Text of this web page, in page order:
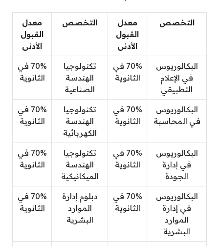
التخصص
معدل
القبول
الأدنى
التخصص
معدل
القبول
الأدنى
البكالوريوس
في الإعلام
التطبيقي
70% في
الثانوية
تكنولوجيا
الهندسة
الصناعية
70% في
الثانوية
البكالوريوس
في المحاسبة
70% في
الثانوية
تكنولوجيا
الهندسة
الكهربائية
70% في
الثانوية
البكالوريوس
في إدارة
الجودة
70% في
الثانوية
تكنولوجيا
الهندسة
الميكانيكية
70% في
الثانوية
البكالوريوس
في إدارة
الموارد
البشرية
70% في
الثانوية
دبلوم إدارة
الموارد
البشرية
70% في
الثانوية